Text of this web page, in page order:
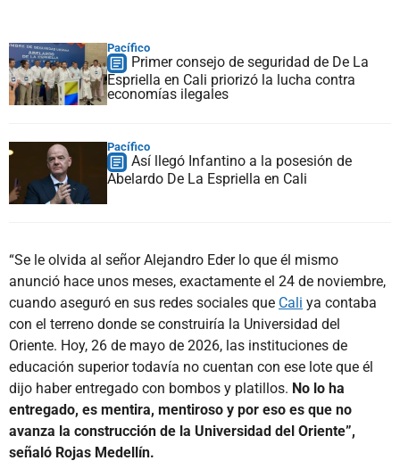
Pacífico
Primer consejo de seguridad de De La
Espriella en Cali priorizó la lucha contra
economías ilegales
Pacífico
Así llegó Infantino a la posesión de
Abelardo De La Espriella en Cali
“Se le olvida al señor Alejandro Eder lo que él mismo
anunció hace unos meses, exactamente el 24 de noviembre,
cuando aseguró en sus redes sociales que Cali ya contaba
con el terreno donde se construiría la Universidad del
Oriente. Hoy, 26 de mayo de 2026, las instituciones de
educación superior todavía no cuentan con ese lote que él
dijo haber entregado con bombos y platillos. No lo ha
entregado, es mentira, mentiroso y por eso es que no
avanza la construcción de la Universidad del Oriente”,
señaló Rojas Medellín.